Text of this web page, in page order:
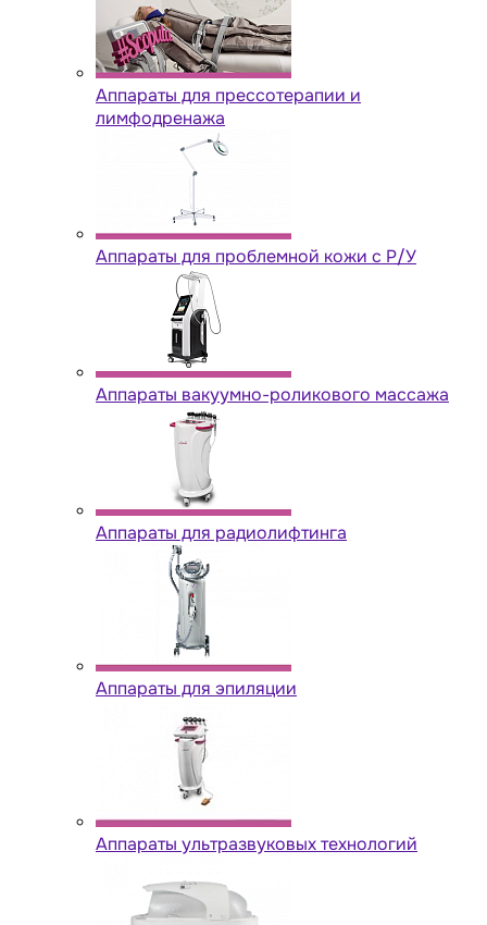
Аппараты для прессотерапии и
лимфодренажа
Аппараты для проблемной кожи с Р/У
Аппараты вакуумно-роликового массажа
Аппараты для радиолифтинга
Аппараты для эпиляции
Аппараты ультразвуковых технологий